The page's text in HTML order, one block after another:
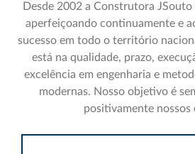
Desde 2002 a Construtora
aperfeiçoando continuamente e
sucesso em todo o território
está na qualidade, prazo,
excelência em engenharia e
modernas. Nosso objetivo é
positivamente nossos